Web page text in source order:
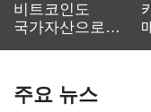
비트코인도
국가자산으로…'
주요 뉴스